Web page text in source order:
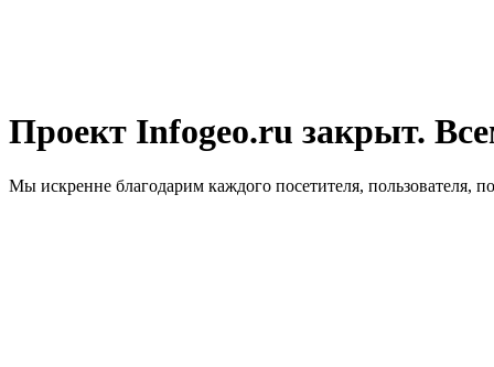
Проект Infogeo.ru закрыт.
Мы искренне благодарим каждого посетителя, пользователя,